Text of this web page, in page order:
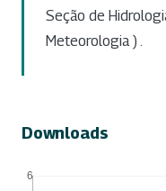
Seção de
Meteorologia ) .
Downloads